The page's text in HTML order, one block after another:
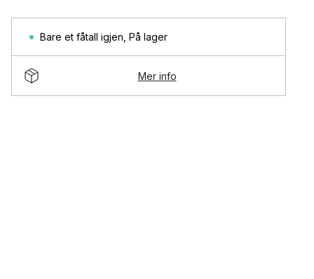
Bare et fåtall igjen På lager
Mer info